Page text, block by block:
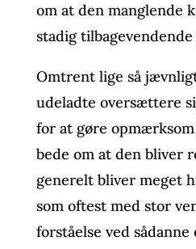
om at den manglende
stadig
Omtrent lige så
udeladte oversættere
for at gøre
bede om at den bliver
generelt bliver meget
som oftest med stor
forståelse ved sådanne